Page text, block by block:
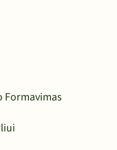
Formavimas